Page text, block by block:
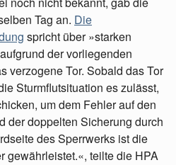
Tag an. Die
spricht über »starken
der vorliegenden
verzogene Tor. Sobald das Tor
Sturmflutsituation es zulässt,
um dem Fehler auf den
der doppelten Sicherung durch
des Sperrwerks ist die
gewährleistet.«, teilte die HPA